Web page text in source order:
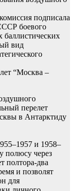
подписала
боевого
баллистических
вид
“Москва –
перелет
в Антарктиду
и 1958–
полюсу через
полтора-два
и позволят
для